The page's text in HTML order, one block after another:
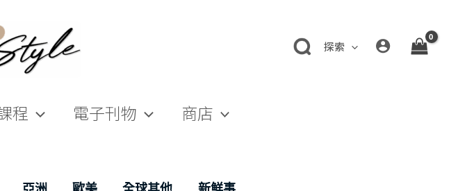
探索
程 電子刊物 商店